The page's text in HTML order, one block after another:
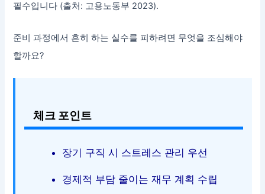
필수입니다 (출처: 고용노동부 2023).
준비 과정에서 흔히 하는 실수를 피하려면 무엇을 조심해야
할까요?
체크 포인트
장기 구직 시 스트레스 관리 우선
경제적 부담 줄이는 재무 계획 수립